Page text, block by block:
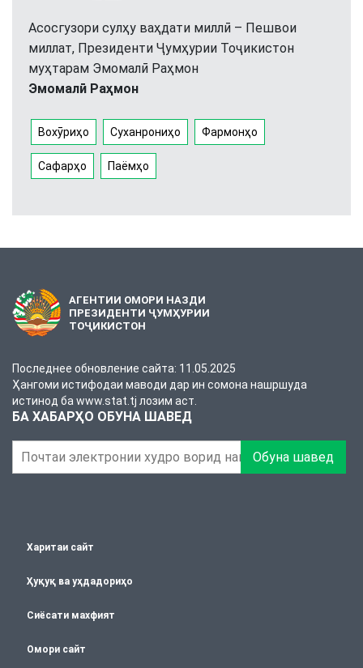
Асосгузори сулҳу ваҳдати миллӣ – Пешвои
миллат, Президенти Ҷумҳурии Тоҷикистон
муҳтарам Эмомалӣ Раҳмон
Эмомалӣ Раҳмон
Вохӯриҳо Суханрониҳо Фармонҳо
Сафарҳо Паёмҳо
АГЕНТИИ ОМОРИ НАЗДИ
ПРЕЗИДЕНТИ ҶУМҲУРИИ
ТОҶИКИСТОН
Последнее обновление сайта: 11.05.2025
Ҳангоми истифодаи маводи дар ин сомона нашршуда
истинод ба www.stat.tj лозим аст.
БА ХАБАРҲО ОБУНА ШАВЕД
Обуна шавед
Харитаи сайт
Ҳуқуқ ва уҳдадориҳо
Сиёсати махфият
Омори сайт